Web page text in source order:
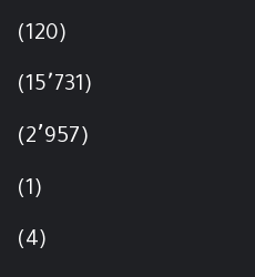
(120)
(15٬731)
(2٬957)
(1)
(4)